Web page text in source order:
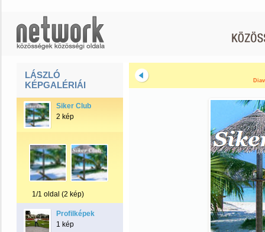
LÁSZLÓ
KÉPGALÉRIÁI
Siker Club
2 kép
1/1 oldal (2 kép)
Profilképek
1 kép